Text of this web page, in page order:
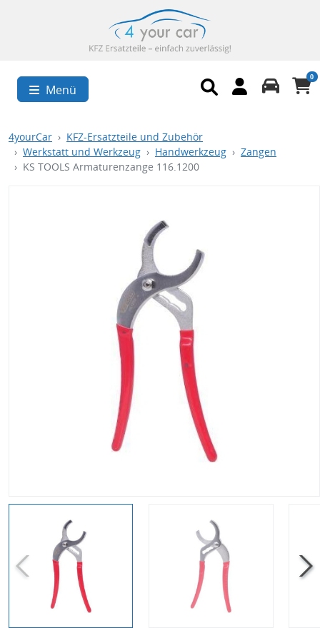
Menü
0
4yourCar
KFZ-Ersatzteile und Zubehör
Werkstatt und Werkzeug
Handwerkzeug
Zangen
KS TOOLS Armaturenzange 116.1200